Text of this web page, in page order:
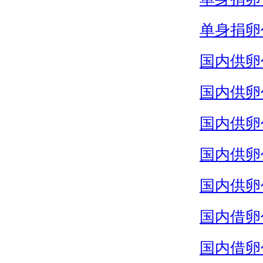
单身捐
国内供
国内供
国内供
国内供
国内供
国内借
国内借